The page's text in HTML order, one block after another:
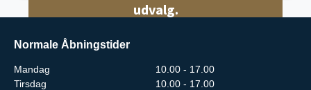
udvalg.
Normale Åbningstider
Mandag
10.00 - 17.00
Tirsdag
10.00 - 17.00